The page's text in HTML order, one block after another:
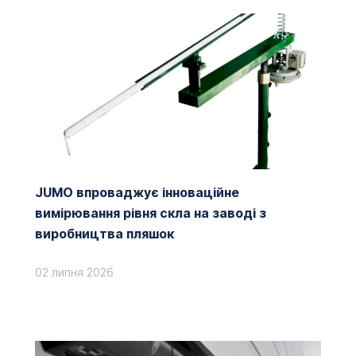
JUMO впроваджує інноваційне
вимірювання рівня скла на заводі з
виробництва пляшок
02 липня 2026